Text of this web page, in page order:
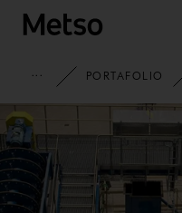
Ir al
HOME
PORTAFOLIO